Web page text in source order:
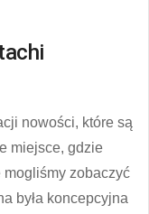
nowości, które są
miejsce, gdzie
mogliśmy zobaczyć
była koncepcyjna